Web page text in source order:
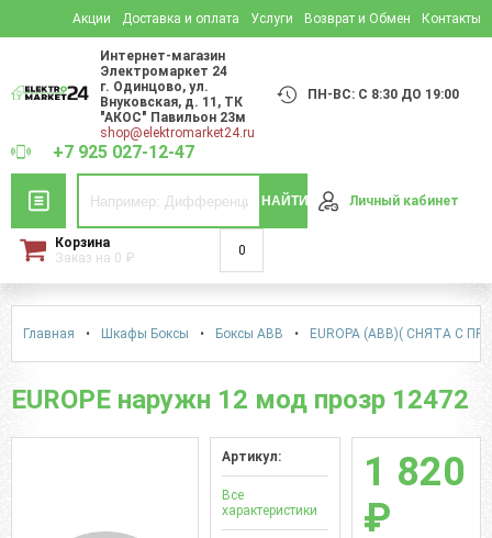
Акции Доставка и оплата Услуги Возврат и Обмен Контакты
Интернет-магазин
Электромаркет 24
г. Одинцово,ул.
Внуковская, д. 11 , ТК
"АКОС" Павильон 23м
shop@elektromarket24.ru
ПН-ВС: С 8:30 ДО 19:00
+7 925 027-12-47
НАЙТИ Личный кабинет
Корзина
Заказ на 0 ₽ 0
Главная • Шкафы Боксы • Боксы АВВ • EUROPA (ABB)( СНЯТА С
EUROPE наружн 12 мод прозр 12472
Артикул:
Все
характеристики
1 820
₽